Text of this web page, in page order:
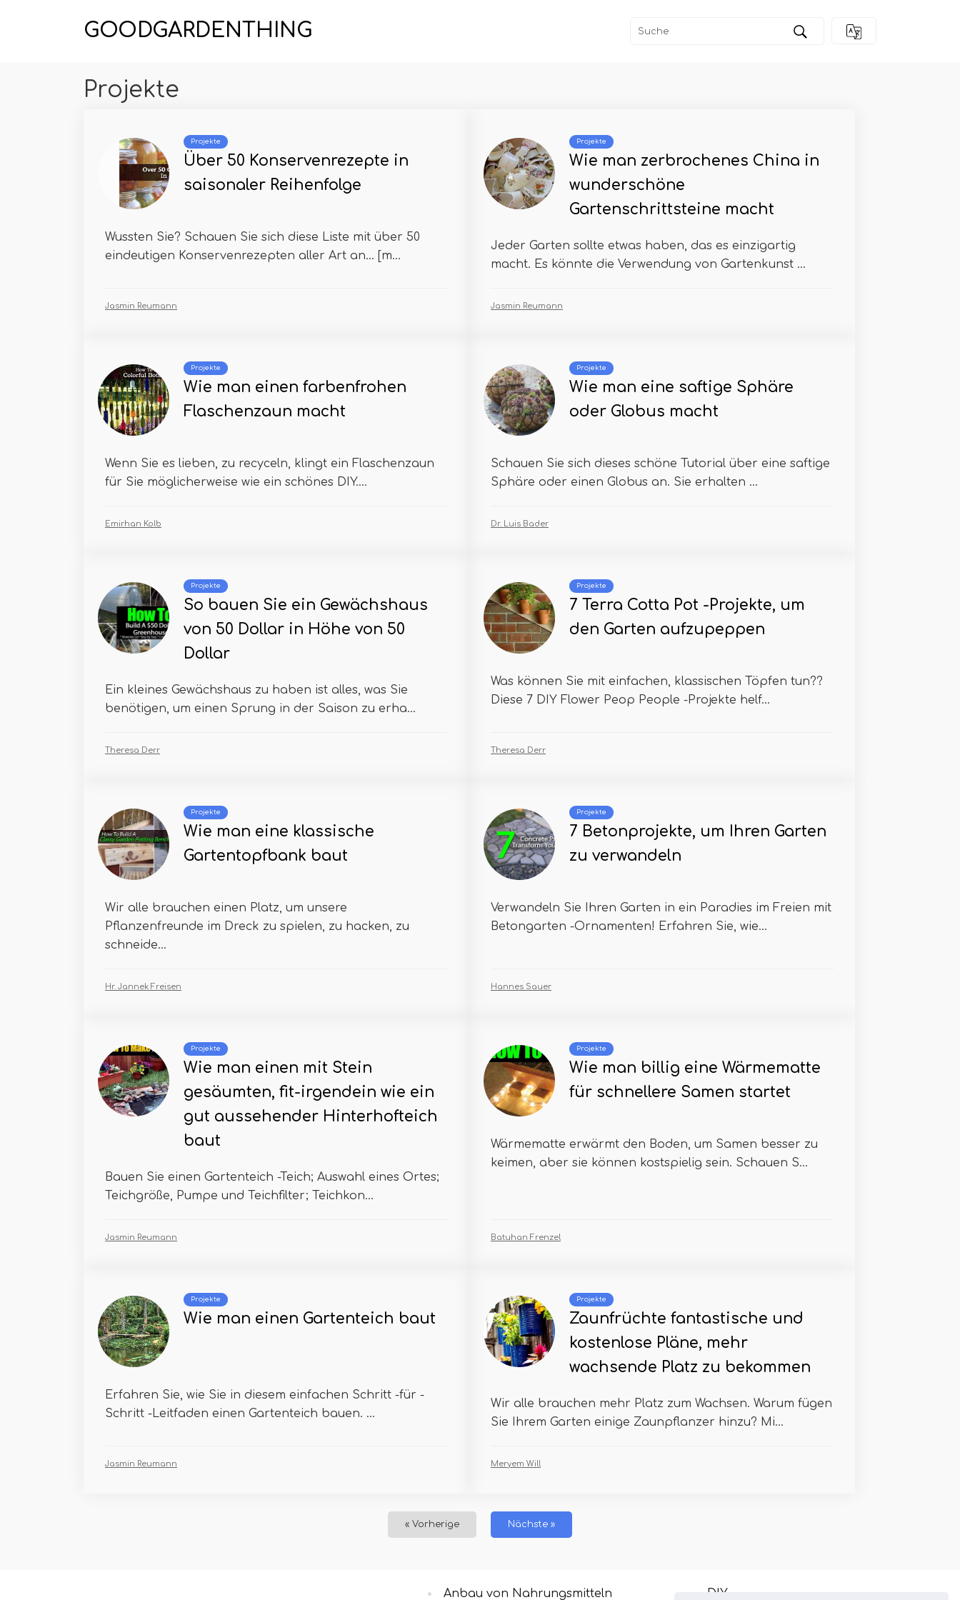
GOODGARDENTHING
Projekte
Projekte
Über 50 Konservenrezepte in
saisonaler Reihenfolge
Wussten Sie? Schauen Sie sich diese Liste mit über 50
eindeutigen Konservenrezepten aller Art an… [m...
Jasmin Reumann
Projekte
Wie man zerbrochenes China in
wunderschöne
Gartenschrittsteine ​​macht
Jeder Garten sollte etwas haben, das es einzigartig
macht. Es könnte die Verwendung von Gartenkunst ...
Jasmin Reumann
Projekte
Wie man einen farbenfrohen
Flaschenzaun macht
Wenn Sie es lieben, zu recyceln, klingt ein Flaschenzaun
für Sie möglicherweise wie ein schönes DIY....
Emirhan Kolb
Projekte
Wie man eine saftige Sphäre
oder Globus macht
Schauen Sie sich dieses schöne Tutorial über eine saftige
Sphäre oder einen Globus an. Sie erhalten ...
Dr. Luis Bader
Projekte
So bauen Sie ein Gewächshaus
von 50 Dollar in Höhe von 50
Dollar
Ein kleines Gewächshaus zu haben ist alles, was Sie
benötigen, um einen Sprung in der Saison zu erha...
Theresa Derr
Projekte
7 Terra Cotta Pot -Projekte, um
den Garten aufzupeppen
Was können Sie mit einfachen, klassischen Töpfen tun??
Diese 7 DIY Flower Peop People -Projekte helf...
Theresa Derr
Projekte
Wie man eine klassische
Gartentopfbank baut
Wir alle brauchen einen Platz, um unsere
Pflanzenfreunde im Dreck zu spielen, zu hacken, zu
schneide...
Hr. Jannek Freisen
Projekte
7 Betonprojekte, um Ihren Garten
zu verwandeln
Verwandeln Sie Ihren Garten in ein Paradies im Freien mit
Betongarten -Ornamenten! Erfahren Sie, wie...
Hannes Sauer
Projekte
Wie man einen mit Stein
gesäumten, fit-irgendein wie ein
gut aussehender Hinterhofteich
baut
Bauen Sie einen Gartenteich -Teich; Auswahl eines Ortes;
Teichgröße, Pumpe und Teichfilter; Teichkon...
Jasmin Reumann
Projekte
Wie man billig eine Wärmematte
für schnellere Samen startet
Wärmematte erwärmt den Boden, um Samen besser zu
keimen, aber sie können kostspielig sein. Schauen S...
Batuhan Frenzel
Projekte
Wie man einen Gartenteich baut
Erfahren Sie, wie Sie in diesem einfachen Schritt -für -
Schritt -Leitfaden einen Gartenteich bauen. ...
Jasmin Reumann
Projekte
Zaunfrüchte fantastische und
kostenlose Pläne, mehr
wachsende Platz zu bekommen
Wir alle brauchen mehr Platz zum Wachsen. Warum fügen
Sie Ihrem Garten einige Zaunpflanzer hinzu? Mi...
Meryem Will
« Vorherige Nächste »
Anbau von Nahrungsmitteln DIY